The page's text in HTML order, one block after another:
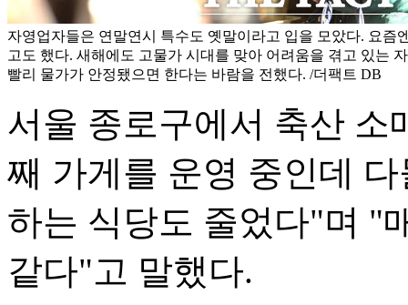
자영업자들은 연말연시 특수도 옛말이라고 입을 모았다. 요즘
고도 했다. 새해에도 고물가 시대를 맞아 어려움을 겪고 있는
빨리 물가가 안정됐으면 한다는 바람을 전했다. /더팩트 DB
서울 종로구에서 축산 소
째 가게를 운영 중인데
하는 식당도 줄었다"며 "
같다"고 말했다.